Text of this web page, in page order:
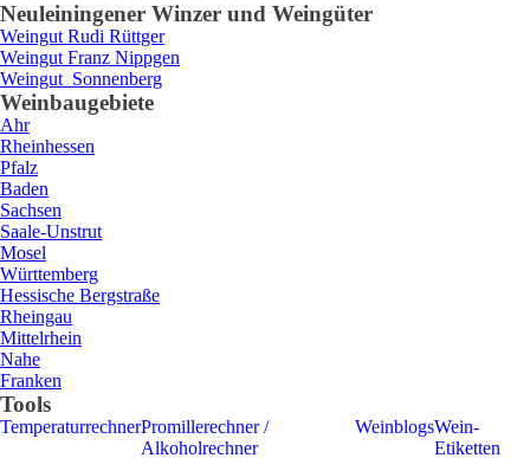
Neuleiningener Winzer und Weingüter
Weingut Rudi Rüttger
Weingut Franz Nippgen
Weingut Sonnenberg
Weinbaugebiete
Ahr
Rheinhessen
Pfalz
Baden
Sachsen
Saale-Unstrut
Mosel
Württemberg
Hessische Bergstraße
Rheingau
Mittelrhein
Nahe
Franken
Tools
TemperaturrechnerPromillerechner /
Alkoholrechner
WeinblogsWein-
Etiketten